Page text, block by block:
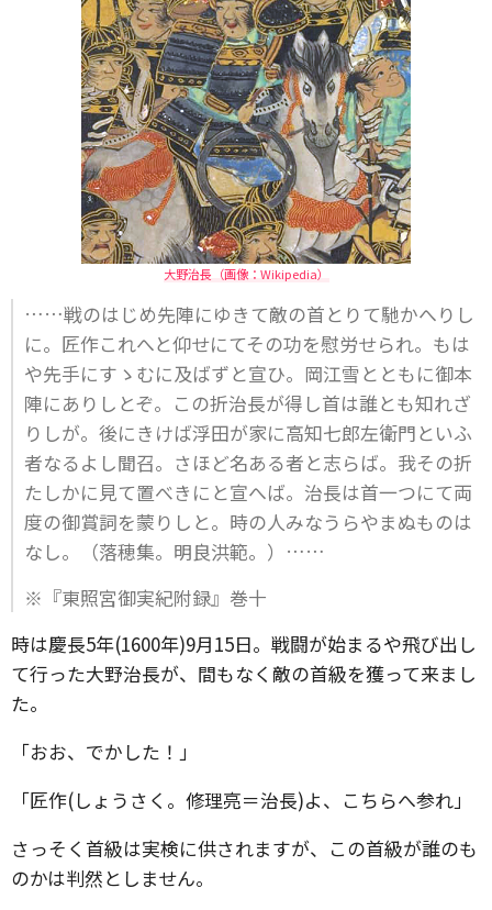
大野治長（画像：Wikipedia）
……戦のはじめ先陣にゆきて敵の首とりて馳かへりし
に。匠作これへと仰せにてその功を慰労せられ。もは
や先手にすゝむに及ばずと宣ひ。岡江雪とともに御本
陣にありしとぞ。この折治長が得し首は誰とも知れざ
りしが。後にきけば浮田が家に高知七郎左衛門といふ
者なるよし聞召。さほど名ある者と志らば。我その折
たしかに見て置べきにと宣へば。治長は首一つにて両
度の御賞詞を蒙りしと。時の人みなうらやまぬものは
なし。（落穂集。明良洪範。）……
※『東照宮御実紀附録』巻十
時は慶長5年(1600年)9月15日。戦闘が始まるや飛び出し
て行った大野治長が、間もなく敵の首級を獲って来まし
た。
「おお、でかした！」
「匠作(しょうさく。修理亮＝治長)よ、こちらへ参れ」
さっそく首級は実検に供されますが、この首級が誰のも
のかは判然としません。